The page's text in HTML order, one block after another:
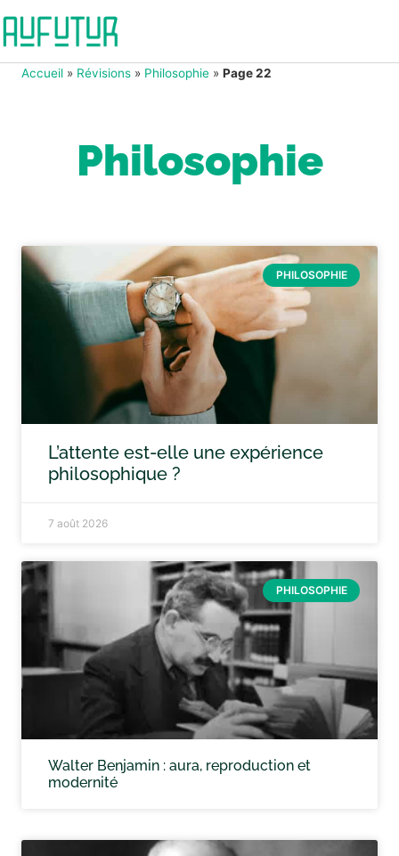
Accueil » Révisions » Philosophie » Page 22
Philosophie
PHILOSOPHIE
L’attente est-elle une expérience
philosophique ?
7 août 2026
PHILOSOPHIE
Walter Benjamin : aura, reproduction et
modernité